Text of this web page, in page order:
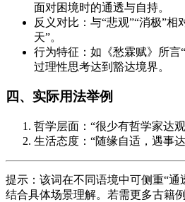
面对困境时的通透与自持。
反义对比：与“悲观”“消极”相
天”。
行为特征：如《愁霖赋》所言
过理性思考达到豁达境界。
四、实际用法举例
哲学层面：“很少有哲学家达观
生活态度：“随缘自适，遇事达
提示：该词在不同语境中可侧重“通
结合具体场景理解。若需更多古籍